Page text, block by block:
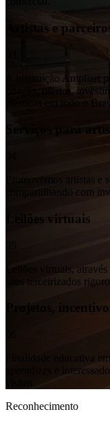
Artistas e
A instituição Ampliart
criação, ofertas,
plásticas em todo o
Serviços para
Promovemos artistas e
compartilhando com
Leilões virtuais
Leilões virtuais,
sites terceirizados
Projetos,
Finalidade educativa
aprendizes e
Reconhecimento